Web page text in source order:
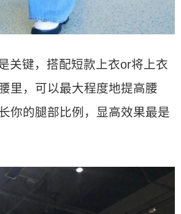
关键，搭配短款上衣or将上衣
里，可以最大程度地提高腰
你的腿部比例，显高效果最是